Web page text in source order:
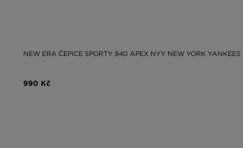
NEW ERA ČEPICE SPORTY 940 APEX NYY NEW YORK YANKEES
990 Kč